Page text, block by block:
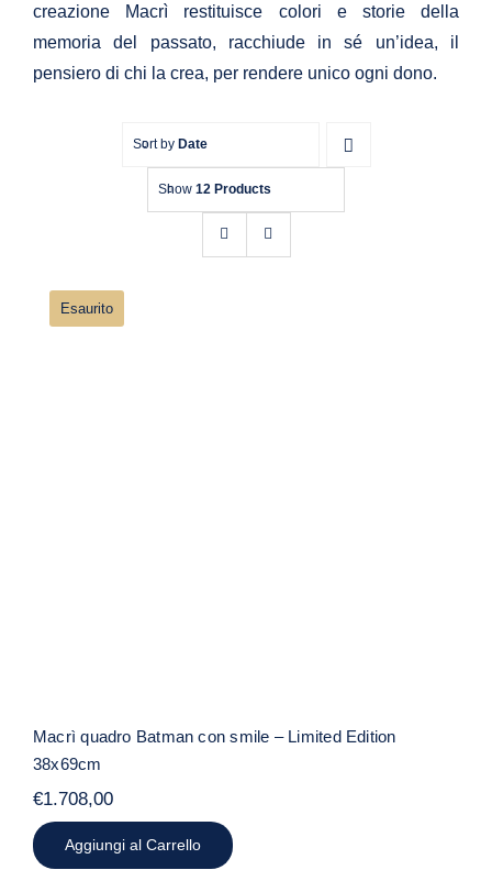
Bomboniere
creazione Macrì restituisce colori e storie della
memoria del passato, racchiude in sé un’idea, il
pensiero di chi la crea, per rendere unico ogni dono.
Sort by Date
Show 12 Products
Esaurito
Macrì quadro Batman con smile – Limited Edition
38x69cm
€1.708,00
Aggiungi al Carrello